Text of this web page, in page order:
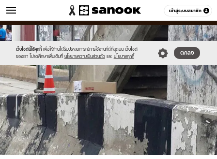
เข้าสู่ระบบสมาชิก
ข่าว หมวดอื่นๆ
เว็บไซต์นี้ใช้คุกกี้ เพื่อให้ท่านได้รับประสบการณ์การใช้งานที่ดีที่สุดบน เว็บไซต์
ของเรา โปรดศึกษาเพิ่มเติมที่ นโยบายความเป็นส่วนตัว และ นโยบายคุกกี้
ตกลง
Sanook
//s.isanook.com/sr/0/images/logo-
new-
sanook.png
600
60
//s.isanook.com/ns/0/ud/371/1857274/642700-
01.jpg